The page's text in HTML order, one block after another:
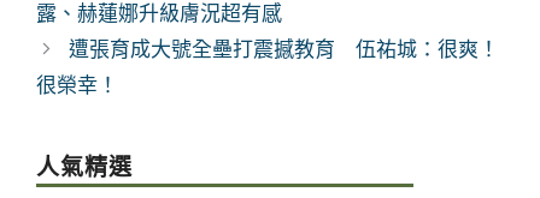
露、赫蓮娜升級膚況超有感
遭張育成大號全壘打震撼教育 伍祐城：很爽！
很榮幸！
人氣精選